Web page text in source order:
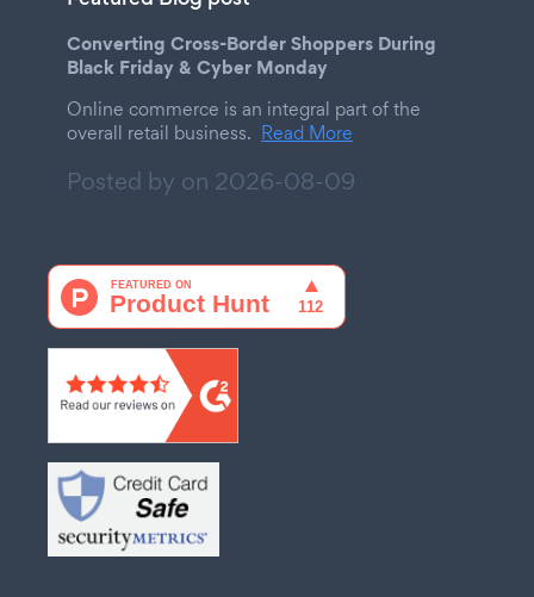
Converting Cross-Border Shoppers During
Black Friday & Cyber Monday
Online commerce is an integral part of the
overall retail business. Read More
Posted by on 2026-08-09